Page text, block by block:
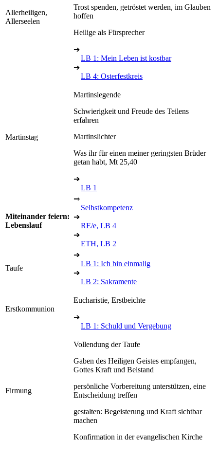
Allerheiligen,
Allerseelen
Trost spenden, getröstet werden, im Glauben
hoffen
Heilige als Fürsprecher
➔
LB 1: Mein Leben ist kostbar
➔
LB 4: Osterfestkreis
Martinstag
Martinslegende
Schwierigkeit und Freude des Teilens
erfahren
Martinslichter
Was ihr für einen meiner geringsten Brüder
getan habt, Mt 25,40
➔
LB 1
Miteinander feiern:
Lebenslauf
⇒
Selbstkompetenz
➔
RE/e, LB 4
➔
ETH, LB 2
Taufe
➔
LB 1: Ich bin einmalig
➔
LB 2: Sakramente
Erstkommunion
Eucharistie, Erstbeichte
➔
LB 1: Schuld und Vergebung
Firmung
Vollendung der Taufe
Gaben des Heiligen Geistes empfangen,
Gottes Kraft und Beistand
persönliche Vorbereitung unterstützen, eine
Entscheidung treffen
gestalten: Begeisterung und Kraft sichtbar
machen
Konfirmation in der evangelischen Kirche